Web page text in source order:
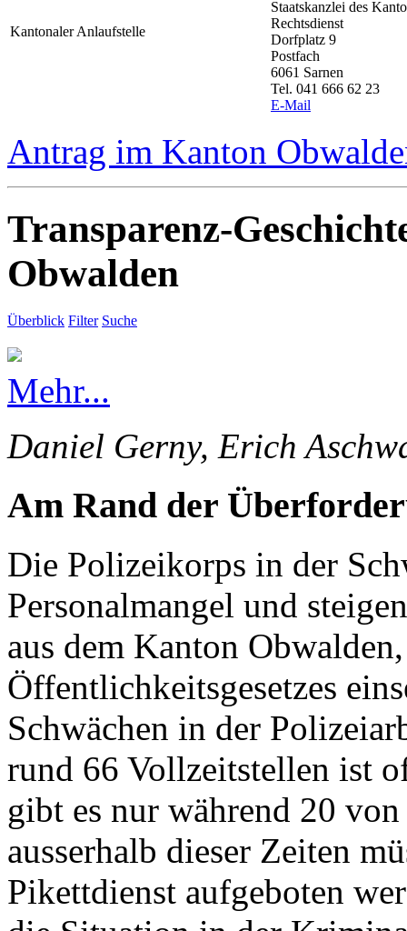
Kantonaler Anlaufstelle
Staatskanzlei des
Rechtsdienst
Dorfplatz 9
Postfach
6061 Sarnen
Tel. 041 666 62 23
E-Mail
Antrag im Kanton
Transparenz-
Obwalden
Überblick Filter Suche
Mehr...
Daniel Gerny, Erich
Am Rand der
Die Polizeikorps in der
Personalmangel und
aus dem Kanton
Öffentlichkeitsgesetzes
Schwächen in der
rund 66 Vollzeitstellen ist
gibt es nur während 20
ausserhalb dieser Zeiten
Pikettdienst aufgeboten